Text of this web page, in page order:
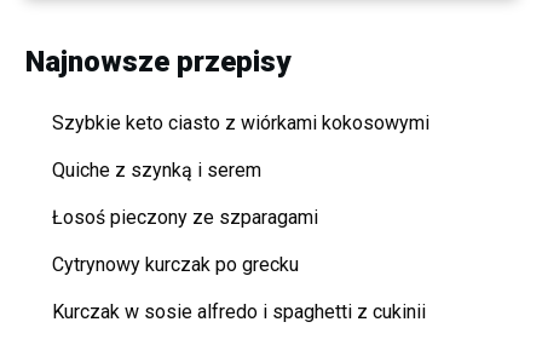
Najnowsze przepisy
Szybkie keto ciasto z wiórkami kokosowymi
Quiche z szynką i serem
Łosoś pieczony ze szparagami
Cytrynowy kurczak po grecku
Kurczak w sosie alfredo i spaghetti z cukinii